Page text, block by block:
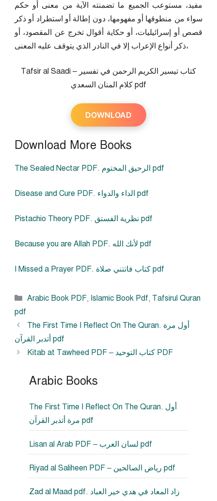
مفید، مستوعب الجميع ما تضمنته الآية من معنى أو حكم
سواء من منطوقها أو مفهومها، دون إطالة أو استطراد أو ذكر
قصص أو إسرائيليات، أو حكاية أقوال تخرج عن المقصود، أو
ذكر أنواع الإعراب إلا في النادر الذي يتوقف عليه المعنى،
Tafsir al Saadi – كتاب تيسير الكريم الرحمن في تفسير
كلام المنان السعدي pdf
DOWNLOAD
Download More Books
The Sealed Nectar PDF. الرحيق المختوم pdf
Disease and Cure PDF. الداء والدواء pdf
Pistachio Theory PDF. نظرية الفستق pdf
Because you are Allah PDF. لأنك الله pdf
I Missed a Prayer PDF. كتاب فاتتني صلاة pdf
Categories
Arabic Book PDF, Islamic Book Pdf, Tafsirul Quran
pdf
The First Time I Reflect On The Quran. أول مرة
أتدبر القرآن pdf
Kitab at Tawheed PDF – كتاب التوحيد PDF
Arabic Books
The First Time I Reflect On The Quran. أول
مرة أتدبر القرآن pdf
Lisan al Arab PDF – لسان العرب pdf
Riyad al Saliheen PDF – رياض الصالحين pdf
Zad al Maad pdf. زاد المعاد في هدي خير العباد